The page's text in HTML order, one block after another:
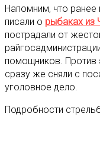
Напомним, что
писали о рыбаках из
пострадали от
помощников. Против
сразу же сняли с
уголовное дело.
Подробности